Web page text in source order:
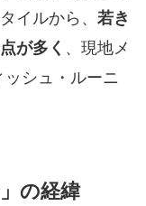
イルから、 若き
が多く 、現地メ
シュ・ルーニ
の経緯